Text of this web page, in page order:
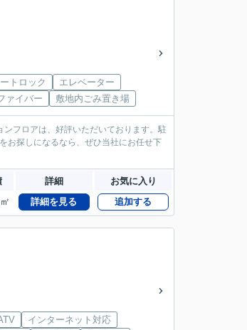
トロック
エレベーター
ァイバー 敷地内ごみ置き場
フロアは、好評いただいております。駐
お探しになるなら、ぜひ当社にお任せ下
詳細 お気に入り
詳細を見る 追加する
インターネット対応